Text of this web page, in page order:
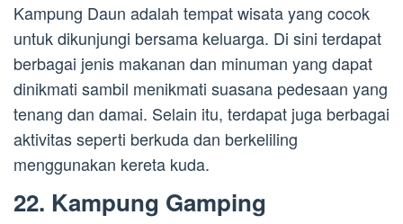
Kampung Daun adalah tempat wisata yang cocok
untuk dikunjungi bersama keluarga. Di sini terdapat
berbagai jenis makanan dan minuman yang dapat
dinikmati sambil menikmati suasana pedesaan yang
tenang dan damai. Selain itu, terdapat juga berbagai
aktivitas seperti berkuda dan berkeliling
menggunakan kereta kuda.
22. Kampung Gamping